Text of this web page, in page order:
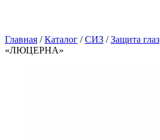
Главная / Каталог / СИЗ / Защита глаз
«ЛЮЦЕРНА»